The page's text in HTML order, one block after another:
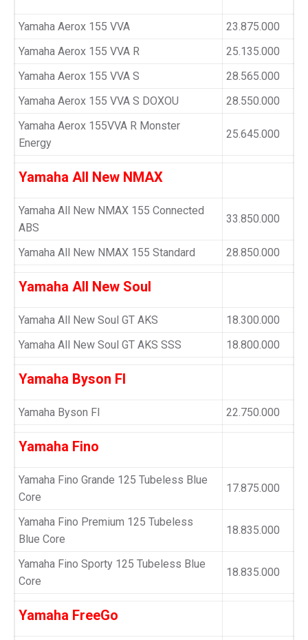
Yamaha Aerox 155 VVA
23.875.000
Yamaha Aerox 155 VVA R
25.135.000
Yamaha Aerox 155 VVA S
28.565.000
Yamaha Aerox 155 VVA S DOXOU
28.550.000
Yamaha Aerox 155VVA R Monster
Energy
25.645.000
Yamaha All New NMAX
Yamaha All New NMAX 155 Connected
ABS
33.850.000
Yamaha All New NMAX 155 Standard 28.850.000
Yamaha All New Soul
Yamaha All New Soul GT AKS
18.300.000
Yamaha All New Soul GT AKS SSS
18.800.000
Yamaha Byson FI
Yamaha Byson FI 22.750.000
Yamaha Fino
Yamaha Fino Grande 125 Tubeless Blue
Core
17.875.000
Yamaha Fino Premium 125 Tubeless
Blue Core
18.835.000
Yamaha Fino Sporty 125 Tubeless Blue
Core
18.835.000
Yamaha FreeGo